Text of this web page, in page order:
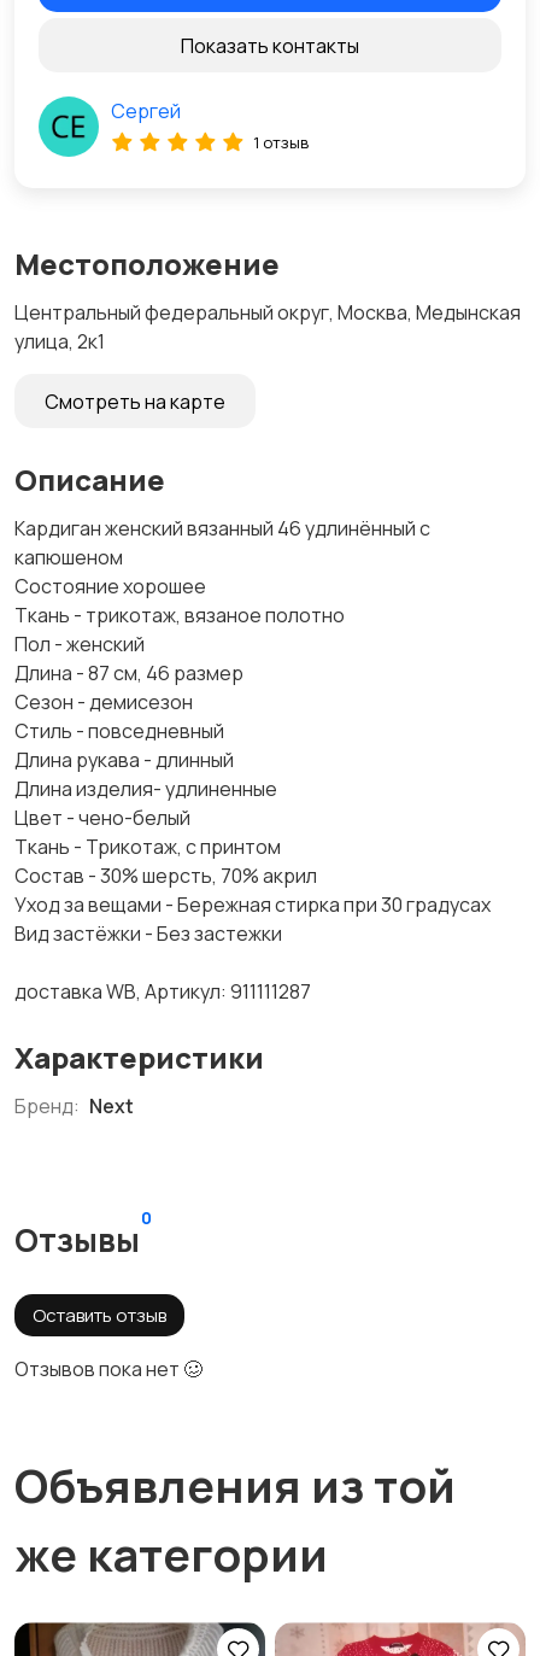
Местоположение
Центральный федеральный округ, Москва, Медынская
улица, 2к1
Смотреть на карте
Описание
Кардиган женский вязанный 46 удлинённый с
капюшеном
Состояние хорошее
Ткань - трикотаж, вязаное полотно
Пол - женский
Длина - 87 см, 46 размер
Сезон - демисезон
Стиль - повседневный
Длина рукава - длинный
Длина изделия- удлиненные
Цвет - чено-белый
Ткань - Трикотаж, с принтом
Состав - 30% шерсть, 70% акрил
Уход за вещами - Бережная стирка при 30 градусах
Вид застёжки - Без застежки
доставка WB, Артикул: 911111287
Характеристики
Бренд: Next
Отзывы
0
Оставить отзыв
Отзывов пока нет 🥴
Показать контакты
Сергей
1 отзыв
Объявления из той
же категории